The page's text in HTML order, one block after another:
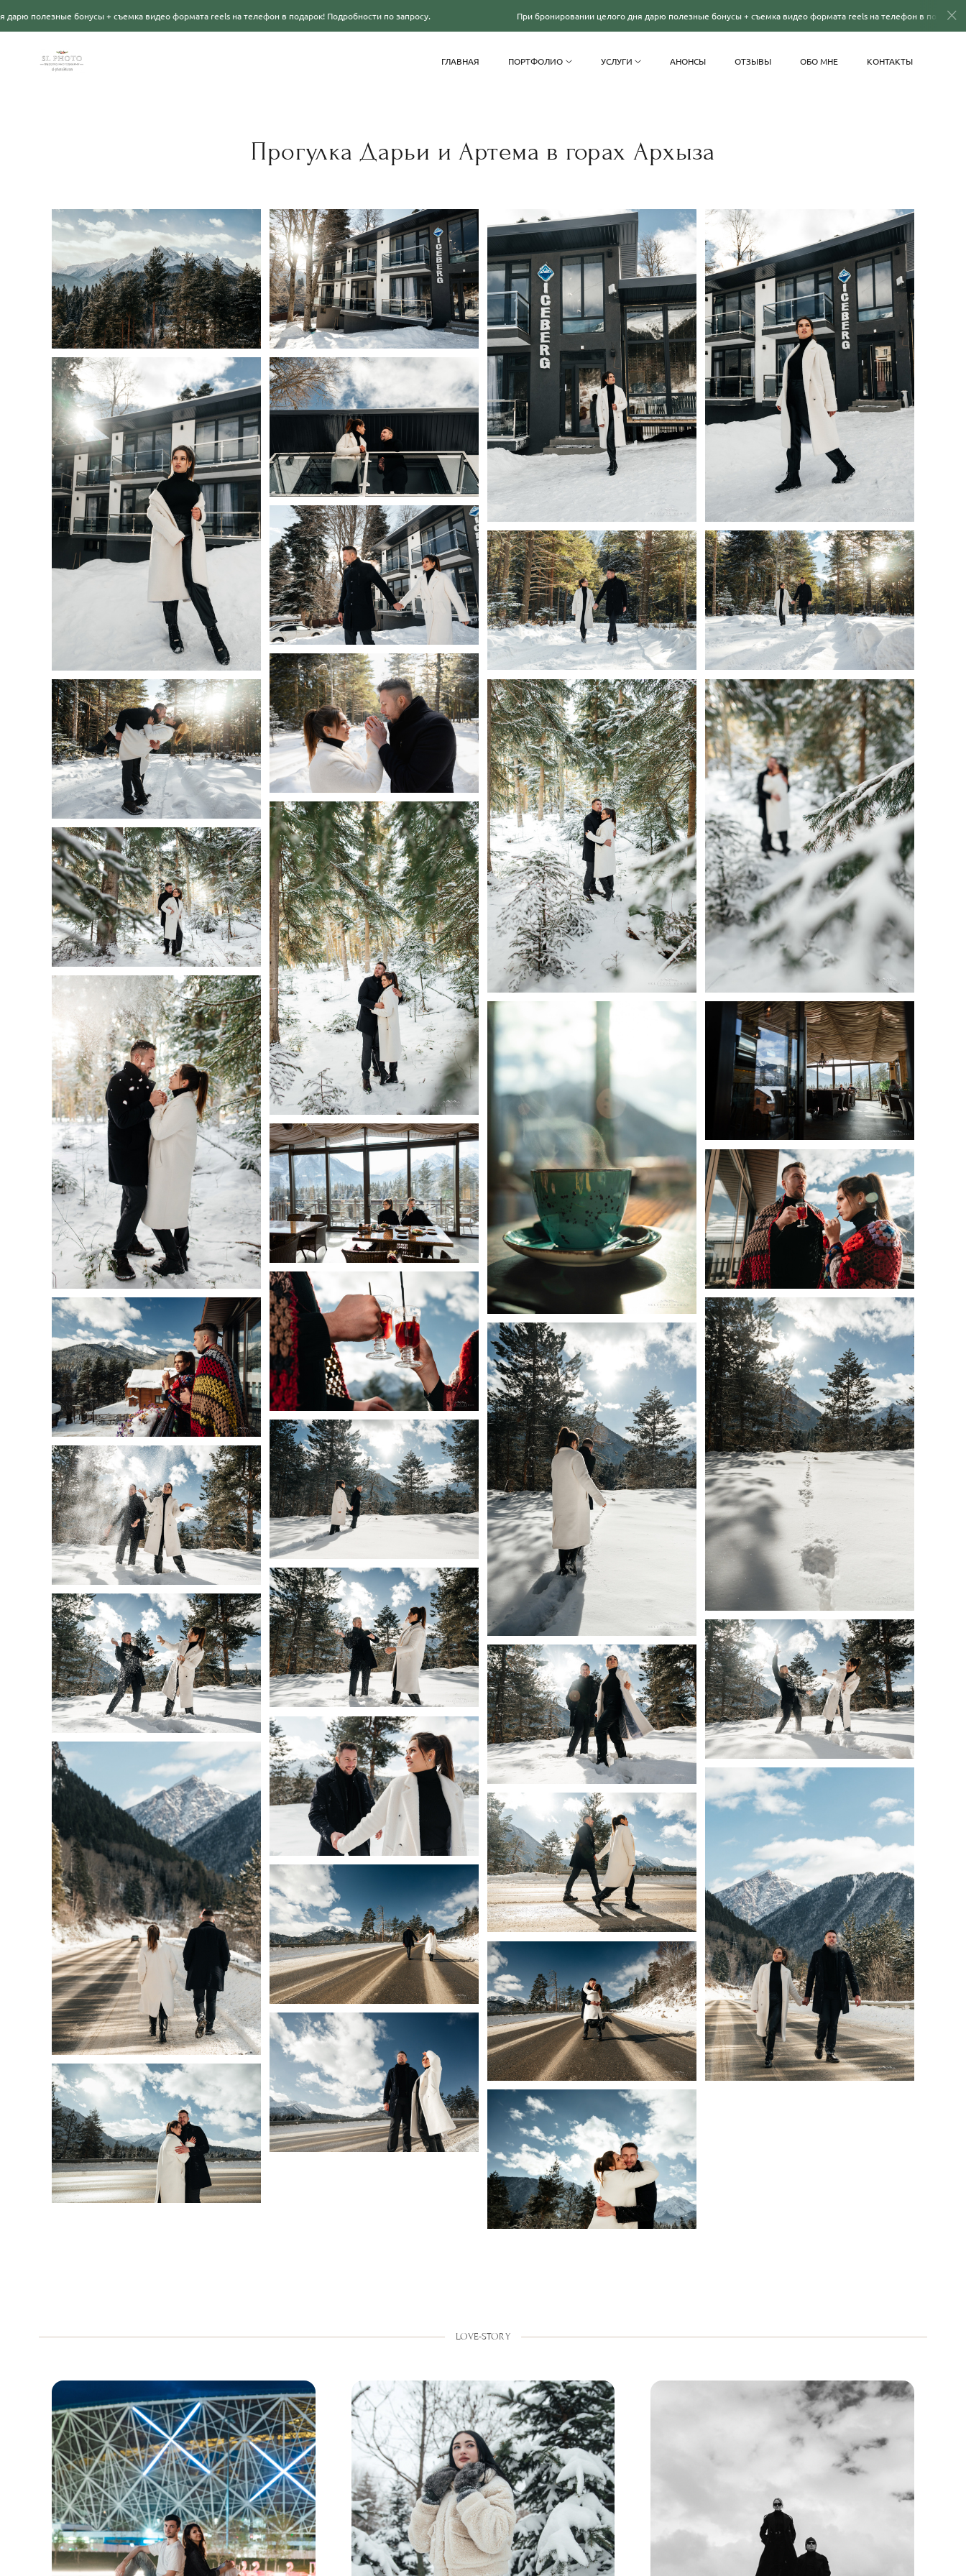
ГЛАВНАЯ ПОРТФОЛИО УСЛУГИ АНОНСЫ ОТЗЫВЫ ОБО МНЕ КОНТАКТЫ
Прогулка Дарьи и Артема в горах Архыза
LOVE-STORY
бонусы + съемка видео формата reels на телефон в подарок! Подробности по запросу. При бронировании целого дня дарю полезные бонусы + съемка видео формата reels на телефон в подарок! Подробности